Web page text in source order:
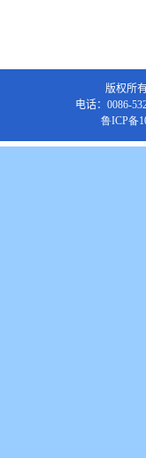
版权所
电话：0086-
鲁ICP备